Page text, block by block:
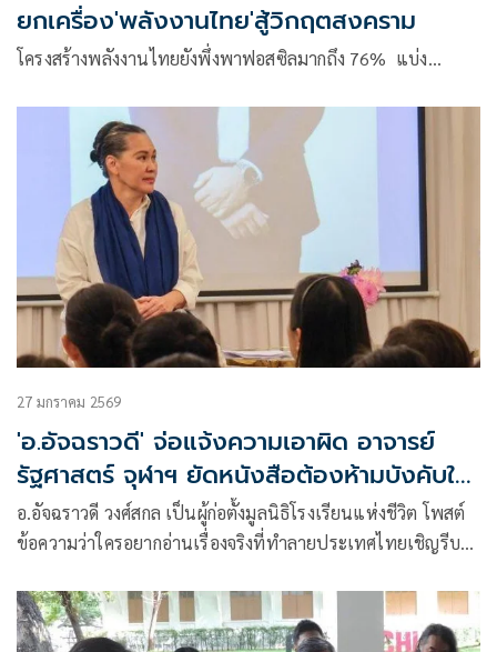
ยกเครื่อง'พลังงานไทย'สู้วิกฤตสงคราม
โครงสร้างพลังงานไทยยังพึ่งพาฟอสซิลมากถึง 76% แบ่ง…
27 มกราคม 2569
'อ.อัจฉราวดี' จ่อแจ้งความเอาผิด อาจารย์
รัฐศาสตร์ จุฬาฯ ยัดหนังสือต้องห้ามบังคับให้
เด็กทำผิดกฎหมาย
อ.อัจฉราวดี วงศ์สกล เป็นผู้ก่อตั้งมูลนิธิโรงเรียนแห่งชีวิต โพสต์
ข้อความว่าใครอยากอ่านเรื่องจริงที่ทำลายประเทศไทยเชิญรีบกด